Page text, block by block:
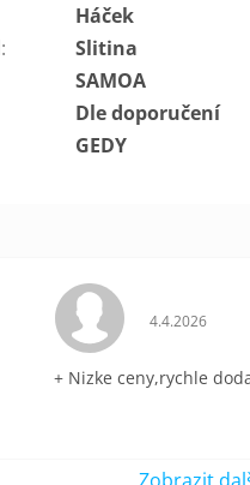
Háček
:
Slitina
SAMOA
Dle doporučení
GEDY
5 hvězdiček. Hodnocení
4.4.2026
+ Nizke ceny,rychle